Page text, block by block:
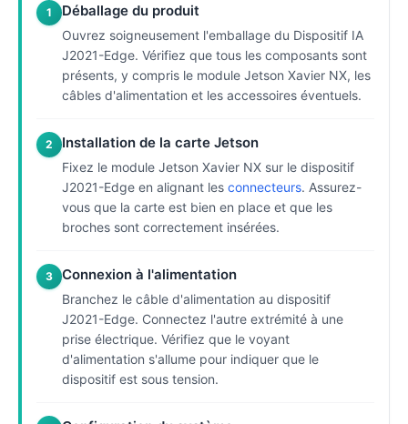
1 Déballage du produit
Ouvrez soigneusement l'emballage du Dispositif IA
J2021-Edge. Vérifiez que tous les composants sont
présents, y compris le module Jetson Xavier NX, les
câbles d'alimentation et les accessoires éventuels.
2 Installation de la carte Jetson
Fixez le module Jetson Xavier NX sur le dispositif
J2021-Edge en alignant les connecteurs. Assurez-
vous que la carte est bien en place et que les
broches sont correctement insérées.
3 Connexion à l'alimentation
Branchez le câble d'alimentation au dispositif
J2021-Edge. Connectez l'autre extrémité à une
prise électrique. Vérifiez que le voyant
d'alimentation s'allume pour indiquer que le
dispositif est sous tension.